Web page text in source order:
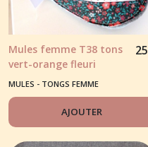
Mules femme T38 tons
vert-orange fleuri
25
MULES - TONGS FEMME
AJOUTER